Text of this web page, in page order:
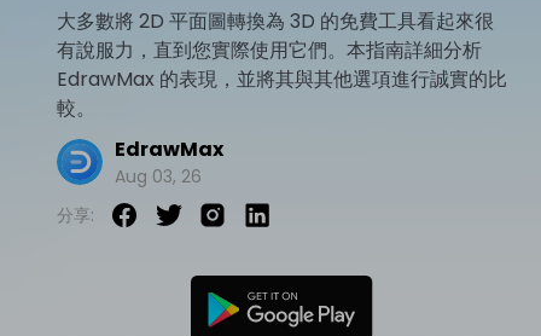
EdrawMind
EdrawProj
流程圖
技術用途
UML
設計用途
平面圖
其他用途
所有圖表類型>>
資源範本
文章内容
各種商務圖表範例 >
支援
教程
EdrawMax 教程 >
支援中心
商業
EdrawMax
大多數將 2D 平面圖轉換為 3D 的免費工具看起來很
有說服力，直到您實際使用它們。本指南詳細分析
EdrawMax 的表現，並將其與其他選項進行誠實的比
較。
EdrawMax
Aug 03, 26
分享: